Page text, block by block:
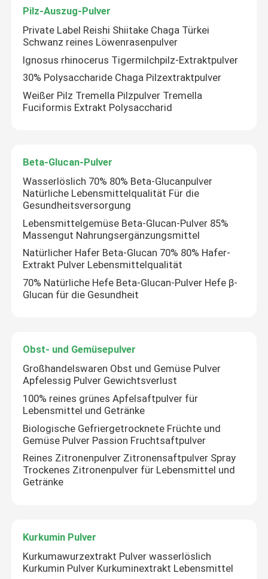
Zu Hause
Pilz-Auszug-Pulver
Private Label Reishi Shiitake Chaga Türkei
Schwanz reines Löwenrasenpulver
Ignosus rhinocerus Tigermilchpilz-Extraktpulver
30% Polysaccharide Chaga Pilzextraktpulver
Weißer Pilz Tremella Pilzpulver Tremella
Fuciformis Extrakt Polysaccharid
Beta-Glucan-Pulver
Wasserlöslich 70% 80% Beta-Glucanpulver
Natürliche Lebensmittelqualität Für die
Gesundheitsversorgung
Lebensmittelgemüse Beta-Glucan-Pulver 85%
Massengut Nahrungsergänzungsmittel
Natürlicher Hafer Beta-Glucan 70% 80% Hafer-
Extrakt Pulver Lebensmittelqualität
70% Natürliche Hefe Beta-Glucan-Pulver Hefe β-
Glucan für die Gesundheit
Obst- und Gemüsepulver
Großhandelswaren Obst und Gemüse Pulver
Apfelessig Pulver Gewichtsverlust
100% reines grünes Apfelsaftpulver für
Lebensmittel und Getränke
Biologische Gefriergetrocknete Früchte und
Gemüse Pulver Passion Fruchtsaftpulver
Reines Zitronenpulver Zitronensaftpulver Spray
Trockenes Zitronenpulver für Lebensmittel und
Getränke
Kurkumin Pulver
Kurkumawurzextrakt Pulver wasserlöslich
Kurkumin Pulver Kurkuminextrakt Lebensmittel